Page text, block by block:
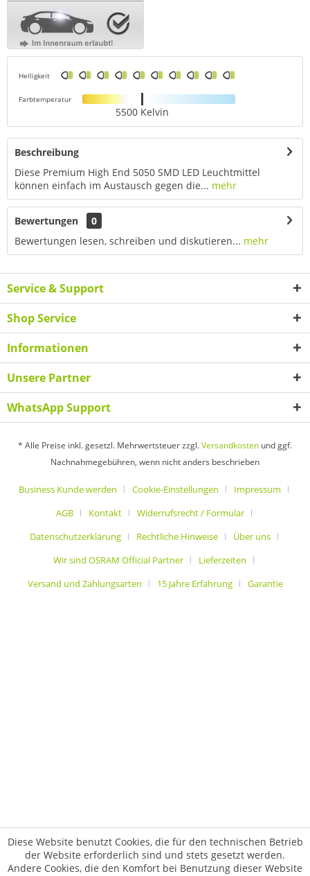
Helligkeit
Farbtemperatur
5500 Kelvin
Beschreibung
Diese Premium High End 5050 SMD LED Leuchtmittel
können einfach im Austausch gegen die... mehr
Bewertungen
0
Bewertungen lesen, schreiben und diskutieren... mehr
Service & Support
Shop Service
Informationen
Unsere Partner
WhatsApp Support
* Alle Preise inkl. gesetzl. Mehrwertsteuer zzgl.Versandkosten und ggf.
Nachnahmegebühren, wenn nicht anders beschrieben
Business Kunde werden Cookie-Einstellungen
Impressum
AGB
Kontakt
Widerrufsrecht / Formular
Datenschutzerklärung
Rechtliche Hinweise
Über uns
Wir sind OSRAM Official Partner
Lieferzeiten
Versand und Zahlungsarten
15 Jahre Erfahrung Garantie
Diese Website benutzt Cookies, die für den technischen Betrieb
der Website erforderlich sind und stets gesetzt werden.
Andere Cookies, die den Komfort bei Benutzung dieser Website